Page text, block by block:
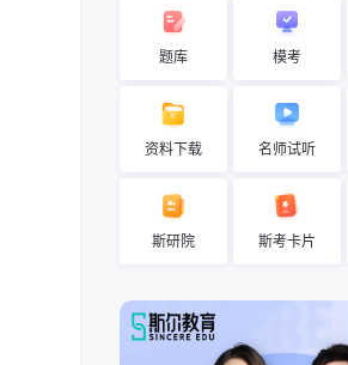
题库 模考
资料下载 名师试听
斯研院 斯考卡片